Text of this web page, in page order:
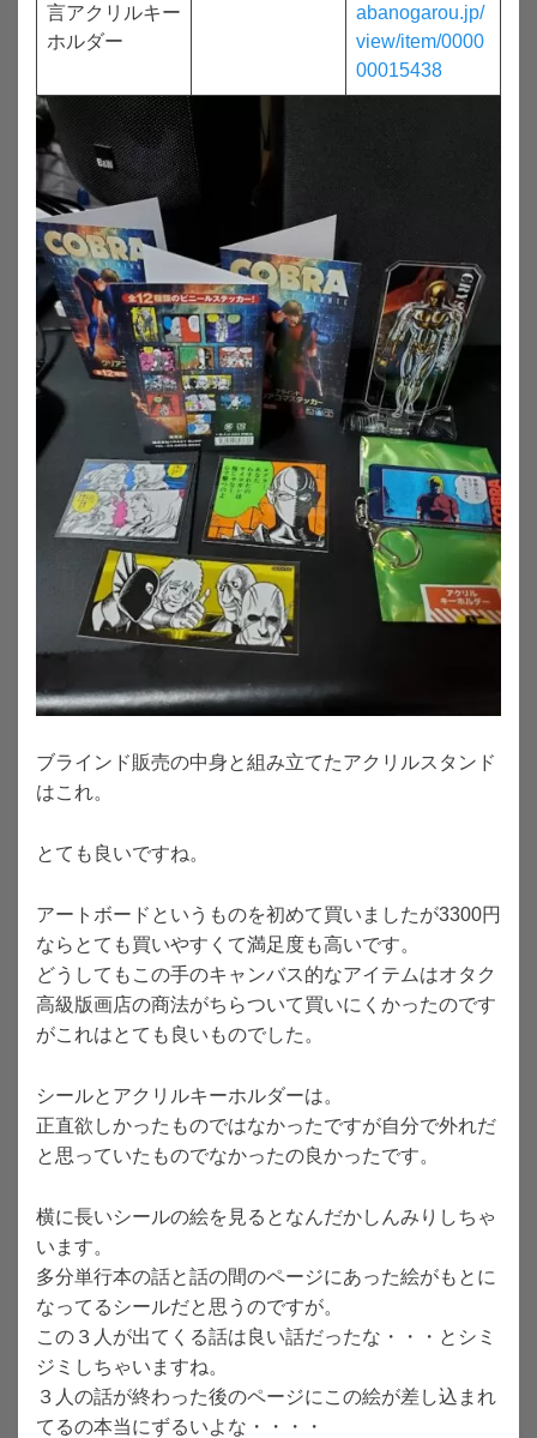
言アクリルキー
ホルダー
abanogarou.jp/
view/item/0000
00015438
ブラインド販売の中身と組み立てたアクリルスタンド
はこれ。
とても良いですね。
アートボードというものを初めて買いましたが3300円
ならとても買いやすくて満足度も高いです。
どうしてもこの手のキャンバス的なアイテムはオタク
高級版画店の商法がちらついて買いにくかったのです
がこれはとても良いものでした。
シールとアクリルキーホルダーは。
正直欲しかったものではなかったですが自分で外れだ
と思っていたものでなかったの良かったです。
横に長いシールの絵を見るとなんだかしんみりしちゃ
います。
多分単行本の話と話の間のページにあった絵がもとに
なってるシールだと思うのですが。
この３人が出てくる話は良い話だったな・・・とシミ
ジミしちゃいますね。
３人の話が終わった後のページにこの絵が差し込まれ
てるの本当にずるいよな・・・・